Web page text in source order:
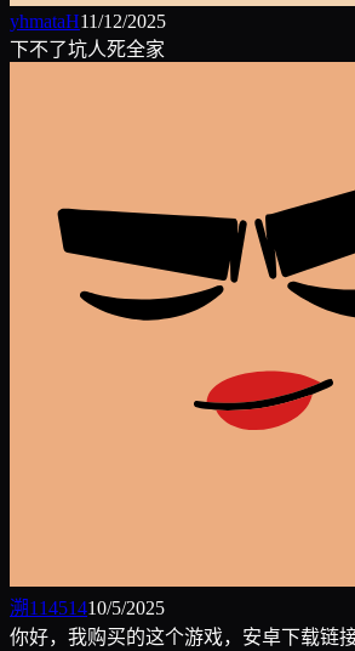
yhmataH11/12/2025
下不了坑人死全家
溯11451410/5/2025
你好，我购买的这个游戏，安卓下载链